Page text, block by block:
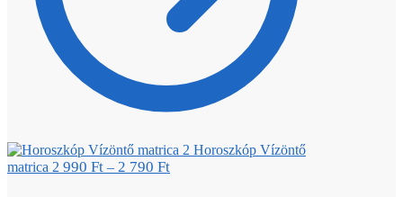
Horoszkóp Vízöntő
matrica 2 990 Ft – 2 790 Ft